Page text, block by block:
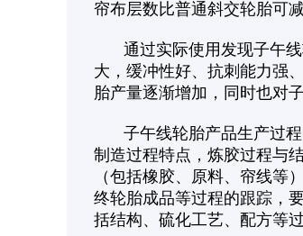
帘布层数比普通斜交轮胎可
通过实际使用发现子午线
大，缓冲性好、抗刺能力强
胎产量逐渐增加，同时也对
子午线轮胎产品生产过程
制造过程特点，炼胶过程与
（包括橡胶、原料、帘线等
终轮胎成品等过程的跟踪，
括结构、硫化工艺、配方等过